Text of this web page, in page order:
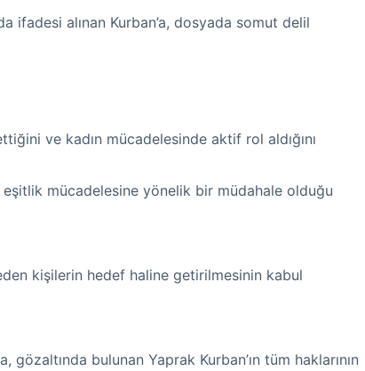
ifadesi alınan Kurban’a, dosyada somut delil
ve kadın mücadelesinde aktif rol aldığını
eşitlik mücadelesine yönelik bir müdahale olduğu
kişilerin hedef haline getirilmesinin kabul
bulunan Yaprak Kurban’ın tüm haklarının